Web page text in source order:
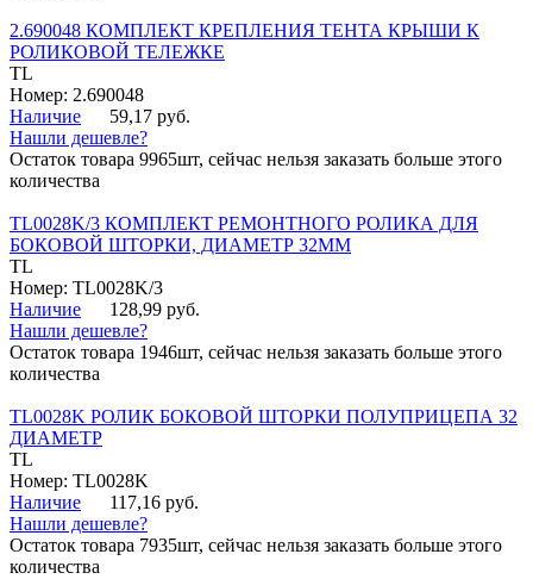
2.690048 КОМПЛЕКТ КРЕПЛЕНИЯ ТЕНТА КРЫШИ К
РОЛИКОВОЙ ТЕЛЕЖКЕ
TL
Номер: 2.690048
Наличие
59,17 руб.
Нашли дешевле?
Остаток товара 9965шт, сейчас нельзя заказать больше этого
количества
TL0028K/3 КОМПЛЕКТ РЕМОНТНОГО РОЛИКА ДЛЯ
БОКОВОЙ ШТОРКИ, ДИАМЕТР 32ММ
TL
Номер: TL0028K/3
Наличие
128,99 руб.
Нашли дешевле?
Остаток товара 1946шт, сейчас нельзя заказать больше этого
количества
TL0028K РОЛИК БОКОВОЙ ШТОРКИ ПОЛУПРИЦЕПА 32
ДИАМЕТР
TL
Номер: TL0028K
Наличие
117,16 руб.
Нашли дешевле?
Остаток товара 7935шт, сейчас нельзя заказать больше этого
количества